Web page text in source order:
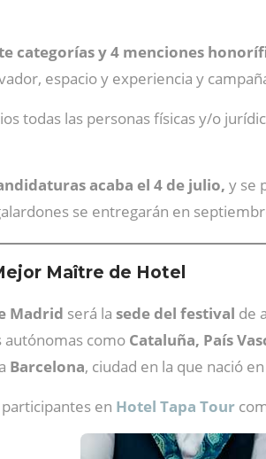
categorías y 4 menciones
espacio y experiencia y
todas las personas físicas y/o
acaba el 4 de julio, y se
se entregarán en
Maître de Hotel
Madrid será la sede del festival de
como Cataluña, País
Barcelona, ciudad en la que nació en
en Hotel Tapa Tour